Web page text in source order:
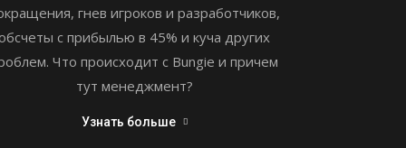
гнев игроков и разработчиков,
с прибылью в 45% и куча других
Что происходит с Bungie и причем
тут менеджмент?
Узнать больше